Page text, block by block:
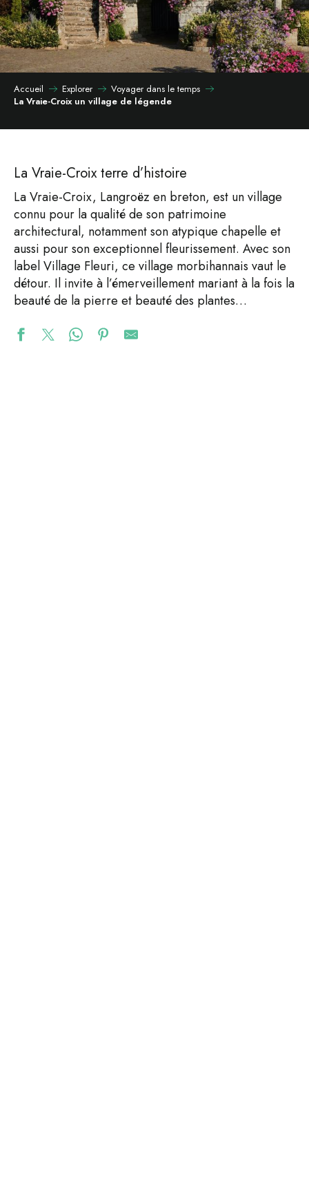
Accueil Explorer
Voyager dans le temps
La Vraie-Croix un village de légende
La Vraie-Croix terre d’histoire
La Vraie-Croix, Langroëz en breton, est un village
connu pour la qualité de son patrimoine
architectural, notamment son atypique chapelle et
aussi pour son exceptionnel fleurissement. Avec son
label Village Fleuri, ce village morbihannais vaut le
détour. Il invite à l’émerveillement mariant à la fois la
beauté de la pierre et beauté des plantes…